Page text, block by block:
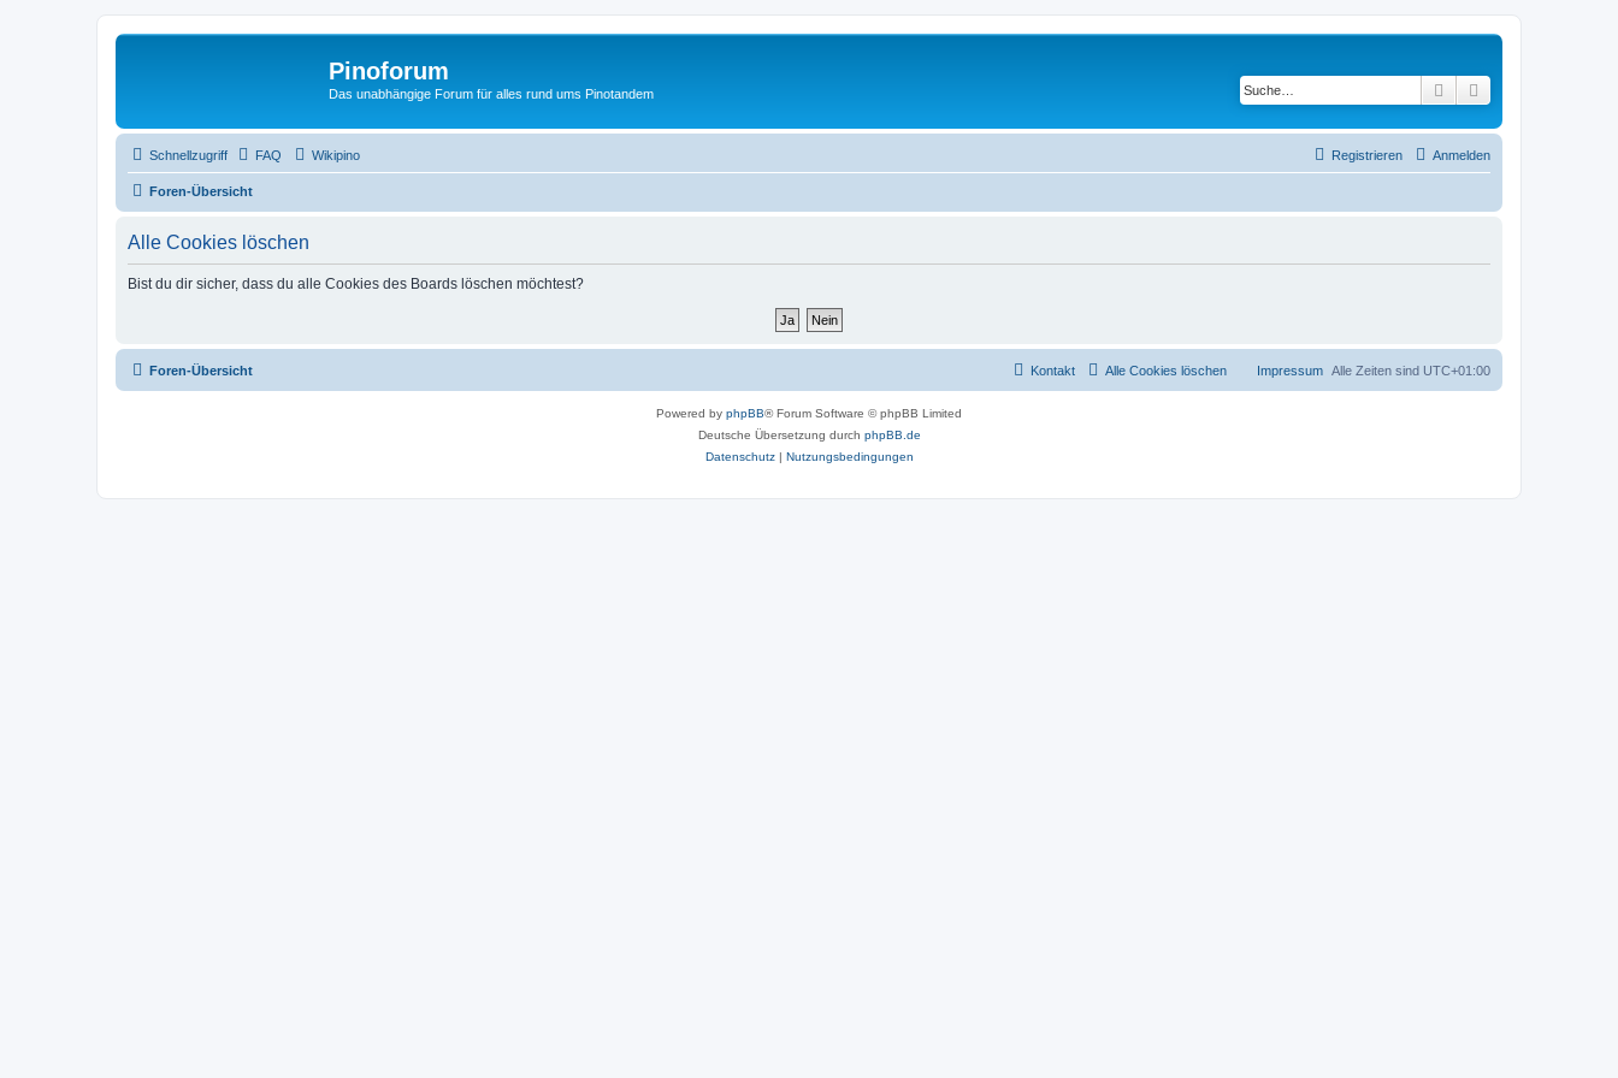
Pinoforum
Das unabhängige Forum für alles rund ums Pinotandem Suche
Schnellzugriff FAQ Wikipino Anmelden
Registrieren
Foren-Übersicht
Alle Cookies löschen
Bist du dir sicher, dass du alle Cookies des Boards löschen möchtest?
Foren-Übersicht Alle Zeiten sind UTC+01:00
Impressum
Alle Cookies löschen
Kontakt
Powered by phpBB® Forum Software © phpBB Limited
Deutsche Übersetzung durch phpBB.de
Datenschutz| Nutzungsbedingungen